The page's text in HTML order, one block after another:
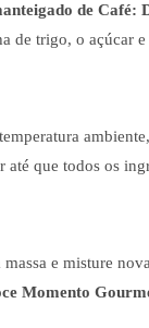
de Café:
de trigo, o açúcar
até que todos os
e misture
Momento